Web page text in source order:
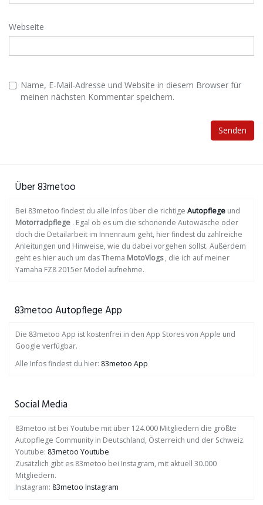
Webseite
Name, E-Mail-Adresse und Website in diesem Browser für
meinen nächsten Kommentar speichern.
Über 83metoo
Bei 83metoo findest du alle Infos über die richtige Autopflege und
Motorradpflege . Egal ob es um die schonende Autowäsche oder
doch die Detailarbeit im Innenraum geht, hier findest du zahlreiche
Anleitungen und Hinweise, wie du dabei vorgehen sollst. Außerdem
geht es hier auch um das Thema MotoVlogs, die ich auf meiner
Yamaha FZ8 2015er Model aufnehme.
83metoo Autopflege App
Die 83metoo App ist kostenfrei in den App Stores von Apple und
Google verfügbar.
Alle Infos findest du hier: 83metoo App
Social Media
83metoo ist bei Youtube mit über 124.000 Mitgliedern die größte
Autopflege Community in Deutschland, Österreich und der Schweiz.
Youtube: 83metoo Youtube
Zusätzlich gibt es 83metoo bei Instagram, mit aktuell 30.000
Mitgliedern.
Instagram: 83metoo Instagram